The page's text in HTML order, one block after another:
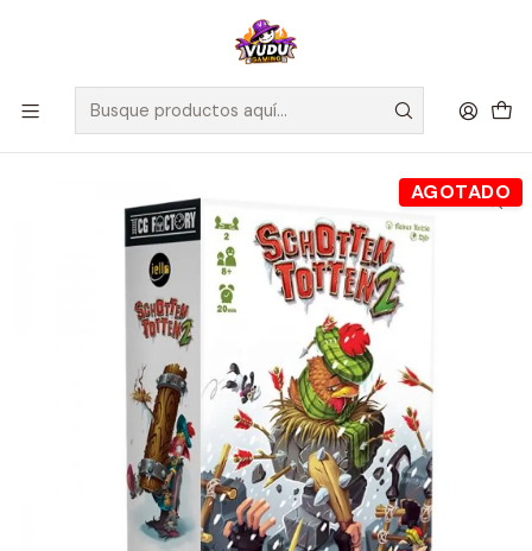
🚀 ¡Despachamos a todo Chile! Envío GRATIS a Regiones sobre
$100.000 y a RM sobre $35.000
Inicio Juegos de Mesa Competitivos
Schotten Totten 2 - Español
AGOTADO